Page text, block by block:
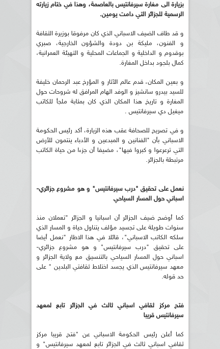
بزيارة الى مغارة سيرفانتيس بالعاصمة، وهذا في ختام زيارته
الرسمية للجزائر التي دامت يومين.
و قد طاف الضيف الاسباني الذي كان مرفوقا بوزيرة الثقافة
و الفنون، مليكة بن دودة والشؤون الخارجية، صبري
بوقدوم و الداخلية و الجماعات المحلية و التهيئة العمرانية،
كمال بلجود بداخل المغارة.
و بعين المكان، قدم عالم الآثار و المؤرخ عبد الرحمان خليفة
للسيد بيدرو سانشيز و الوفد الهام المرافق له شروحات حول
المغارة و تاريخ هذا المكان الذي كان بمثابة ملجأ للكاتب
ميغيل دي سيرفانتيس .
و في تصريح للصحافة عقب هذه الزيارة، أكد رئيس الحكومة
الاسباني بأن "الفنانين و المبدعين و الأدباء ينتمون للأرض
التي ترعرعوا و كبروا فيها"، مضيفا أن جزءا من حياة الكاتب
مرتبطة بالجزائر.
نعمل على تحقيق "درب سيرفانتيس" و هو مشروع جزائري-
اسباني حول المسار السياحي
كما أوضح ضيف الجزائر أن اسبانيا و الجزائر "تعملان منذ
سنوات طويلة على تجسيد مؤلف يتناول حياة و المسار الذي
سلكه الكاتب الاسباني"، قائلا في هذا الاطار "نعمل أيضا
على تحقيق "درب سيرفانتيس" و هو مشروع جزائري-
اسباني حول المسار السياحي بالتنسيق مع ولاية الجزائر و
معهد سيرفانتيس الذي يجسد اختلاط ثقافتي البلدين " على
حد قوله.
فتح مركز ثقافي اسباني ثالث في الجزائر تابع لمعهد
سيرفانتيس قريبا
كما أعلن رئيس الحكومة الاسباني عن "فتح قريبا مركز
ثقافي اسباني ثالث في الجزائر تابع لمعهد سيرفانتيس" و